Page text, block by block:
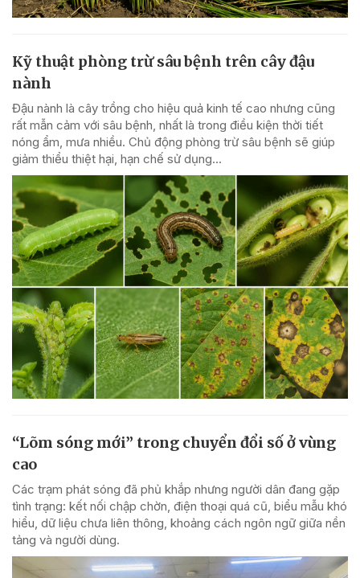
Kỹ thuật phòng trừ sâu bệnh trên cây đậu
nành
Đậu nành là cây trồng cho hiệu quả kinh tế cao nhưng cũng
rất mẫn cảm với sâu bệnh, nhất là trong điều kiện thời tiết
nóng ẩm, mưa nhiều. Chủ động phòng trừ sâu bệnh sẽ giúp
giảm thiểu thiệt hại, hạn chế sử dụng...
“Lõm sóng mới” trong chuyển đổi số ở vùng
cao
Các trạm phát sóng đã phủ khắp nhưng người dân đang gặp
tình trạng: kết nối chập chờn, điện thoại quá cũ, biểu mẫu khó
hiểu, dữ liệu chưa liên thông, khoảng cách ngôn ngữ giữa nền
tảng và người dùng.